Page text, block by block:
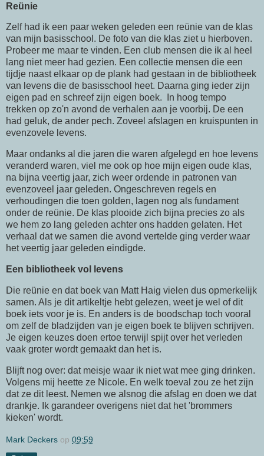
Reünie
Zelf had ik een paar weken geleden een reünie van de klas
van mijn basisschool. De foto van die klas ziet u hierboven.
Probeer me maar te vinden. Een club mensen die ik al heel
lang niet meer had gezien. Een collectie mensen die een
tijdje naast elkaar op de plank had gestaan in de bibliotheek
van levens die de basisschool heet. Daarna ging ieder zijn
eigen pad en schreef zijn eigen boek. In hoog tempo
trekken op zo'n avond de verhalen aan je voorbij. De een
had geluk, de ander pech. Zoveel afslagen en kruispunten in
evenzovele levens.
Maar ondanks al die jaren die waren afgelegd en hoe levens
veranderd waren, viel me ook op hoe mijn eigen oude klas,
na bijna veertig jaar, zich weer ordende in patronen van
evenzoveel jaar geleden. Ongeschreven regels en
verhoudingen die toen golden, lagen nog als fundament
onder de reünie. De klas plooide zich bijna precies zo als
we hem zo lang geleden achter ons hadden gelaten. Het
verhaal dat we samen die avond vertelde ging verder waar
het veertig jaar geleden eindigde.
Een bibliotheek vol levens
Die reünie en dat boek van Matt Haig vielen dus opmerkelijk
samen. Als je dit artikeltje hebt gelezen, weet je wel of dit
boek iets voor je is. En anders is de boodschap toch vooral
om zelf de bladzijden van je eigen boek te blijven schrijven.
Je eigen keuzes doen ertoe terwijl spijt over het verleden
vaak groter wordt gemaakt dan het is.
Blijft nog over: dat meisje waar ik niet wat mee ging drinken.
Volgens mij heette ze Nicole. En welk toeval zou ze het zijn
dat ze dit leest. Nemen we alsnog die afslag en doen we dat
drankje. Ik garandeer overigens niet dat het 'brommers
kieken' wordt.
Mark Deckers op 09:59